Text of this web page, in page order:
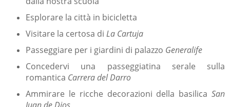
Esplorare la città in bicicletta
Visitare la certosa di La Cartuja
Passeggiare per i giardini di palazzo Generalife
Concedervi una passeggiatina serale sulla
romantica Carrera del Darro
Ammirare le ricche decorazioni della basilica San